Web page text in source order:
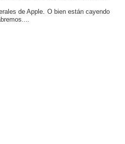
de Apple. O bien están cayendo